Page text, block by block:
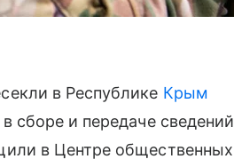
в Республике Крым
сборе и передаче сведений
в Центре общественных